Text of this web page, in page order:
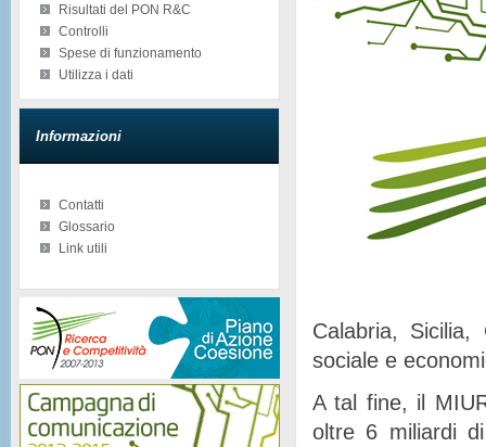
Risultati del PON R&C
Controlli
Spese di funzionamento
Utilizza i dati
Informazioni
Contatti
Glossario
Link utili
Calabria, Sicilia,
sociale e
A tal fine, il
oltre 6 miliardi